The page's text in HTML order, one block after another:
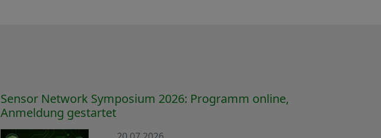
Sensor Network Symposium 2026: Programm online,
Anmeldung gestartet